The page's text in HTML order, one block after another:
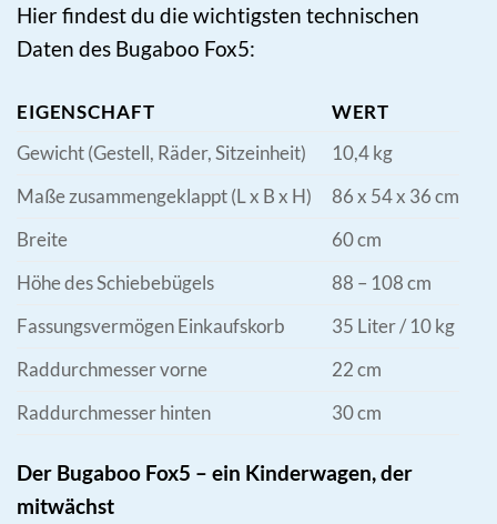
Hier findest du die wichtigsten technischen
Daten des Bugaboo Fox5:
EIGENSCHAFT
WERT
Gewicht (Gestell, Räder, Sitzeinheit)
10,4 kg
Maße zusammengeklappt (L x B x H)
86 x 54 x 36 cm
Breite
60 cm
Höhe des Schiebebügels
88 – 108 cm
Fassungsvermögen Einkaufskorb
35 Liter / 10 kg
Raddurchmesser vorne
22 cm
Raddurchmesser hinten
30 cm
Der Bugaboo Fox5 – ein Kinderwagen, der
mitwächst